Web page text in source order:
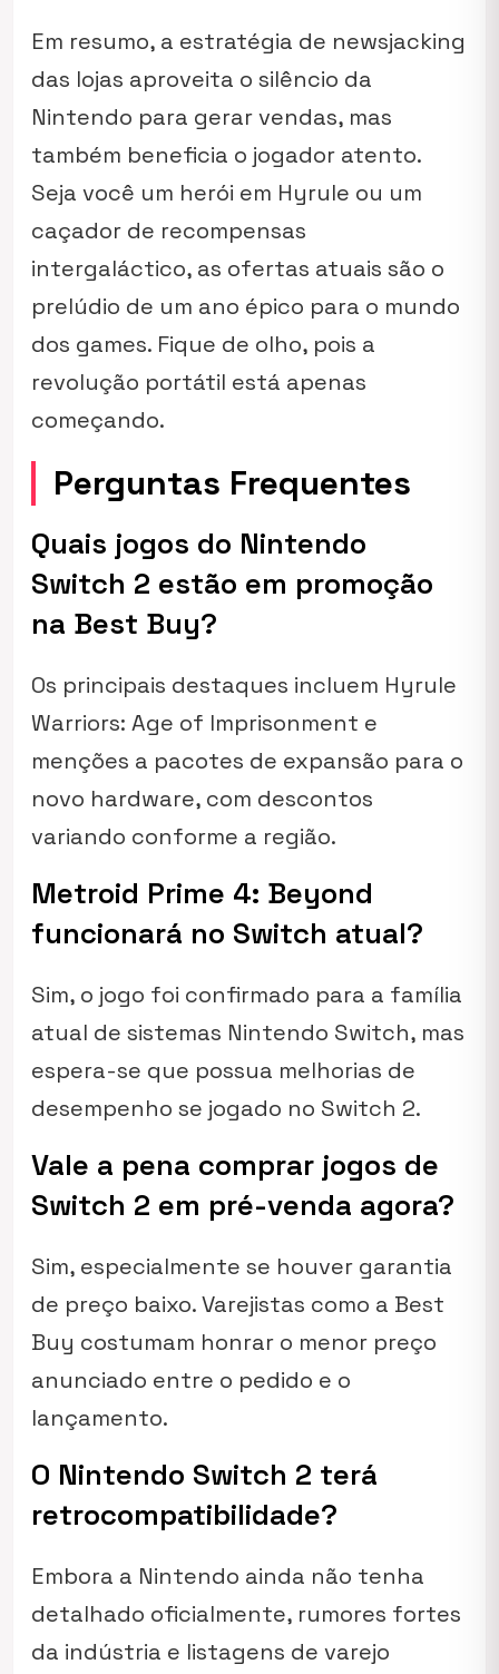
Em resumo, a estratégia de newsjacking
das lojas aproveita o silêncio da
Nintendo para gerar vendas, mas
também beneficia o jogador atento.
Seja você um herói em Hyrule ou um
caçador de recompensas
intergaláctico, as ofertas atuais são o
prelúdio de um ano épico para o mundo
dos games. Fique de olho, pois a
revolução portátil está apenas
começando.
Perguntas Frequentes
Quais jogos do Nintendo
Switch 2 estão em promoção
na Best Buy?
Os principais destaques incluem Hyrule
Warriors: Age of Imprisonment e
menções a pacotes de expansão para o
novo hardware, com descontos
variando conforme a região.
Metroid Prime 4: Beyond
funcionará no Switch atual?
Sim, o jogo foi confirmado para a família
atual de sistemas Nintendo Switch, mas
espera-se que possua melhorias de
desempenho se jogado no Switch 2.
Vale a pena comprar jogos de
Switch 2 em pré-venda agora?
Sim, especialmente se houver garantia
de preço baixo. Varejistas como a Best
Buy costumam honrar o menor preço
anunciado entre o pedido e o
lançamento.
O Nintendo Switch 2 terá
retrocompatibilidade?
Embora a Nintendo ainda não tenha
detalhado oficialmente, rumores fortes
da indústria e listagens de varejo